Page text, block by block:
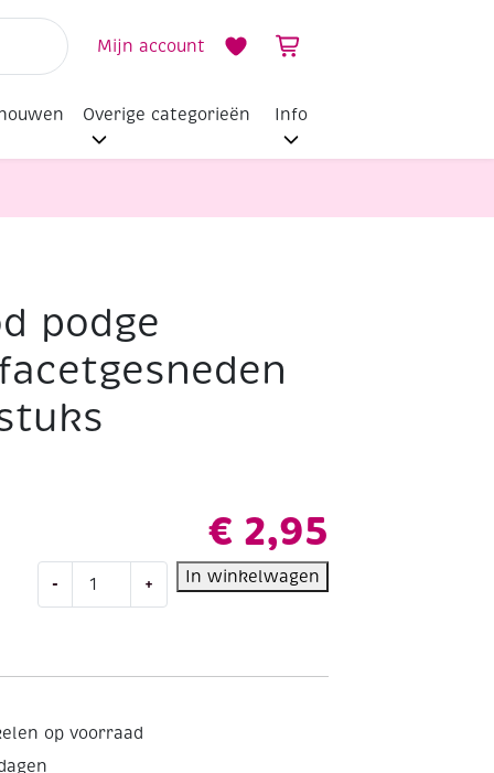
Mijn account
Overige categorieën Info
vormen, 6 stuks
podge
€ 2,95
-
stuks
aantal
+ In winkelwagen
op voorraad